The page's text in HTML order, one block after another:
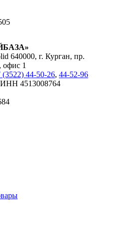
640000, г. Курган, пр.
1
(3522) 44-50-26, 44-52-96
ИНН 4513008764